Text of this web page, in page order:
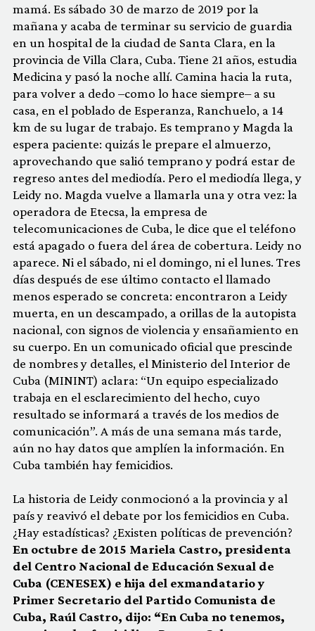
mamá. Es sábado 30 de marzo de 2019 por la
mañana y acaba de terminar su servicio de guardia
en un hospital de la ciudad de Santa Clara, en la
provincia de Villa Clara, Cuba. Tiene 21 años, estudia
Medicina y pasó la noche allí. Camina hacia la ruta,
para volver a dedo –como lo hace siempre– a su
casa, en el poblado de Esperanza, Ranchuelo, a 14
km de su lugar de trabajo. Es temprano y Magda la
espera paciente: quizás le prepare el almuerzo,
aprovechando que salió temprano y podrá estar de
regreso antes del mediodía. Pero el mediodía llega, y
Leidy no. Magda vuelve a llamarla una y otra vez: la
operadora de Etecsa, la empresa de
telecomunicaciones de Cuba, le dice que el teléfono
está apagado o fuera del área de cobertura. Leidy no
aparece. Ni el sábado, ni el domingo, ni el lunes. Tres
días después de ese último contacto el llamado
menos esperado se concreta: encontraron a Leidy
muerta, en un descampado, a orillas de la autopista
nacional, con signos de violencia y ensañamiento en
su cuerpo. En un comunicado oficial que prescinde
de nombres y detalles, el Ministerio del Interior de
Cuba (MININT) aclara: “Un equipo especializado
trabaja en el esclarecimiento del hecho, cuyo
resultado se informará a través de los medios de
comunicación”. A más de una semana más tarde,
aún no hay datos que amplíen la información. En
Cuba también hay femicidios.
La historia de Leidy conmocionó a la provincia y al
país y reavivó el debate por los femicidios en Cuba.
¿Hay estadísticas? ¿Existen políticas de prevención?
En octubre de 2015 Mariela Castro, presidenta
del Centro Nacional de Educación Sexual de
Cuba (CENESEX) e hija del exmandatario y
Primer Secretario del Partido Comunista de
Cuba, Raúl Castro, dijo: “En Cuba no tenemos,